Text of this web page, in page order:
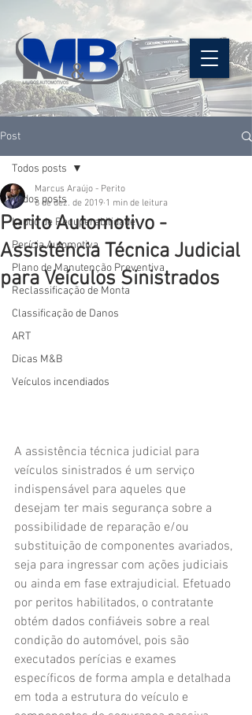
Post
Todos posts
Laudo de Recuperabilidade
Perícia Automotiva
Plano de Manutenção Preventiva
Reclassificação de Monta
Classificação de Danos
ART
Dicas M&B
Veículos incendiados
Todos posts
Perito Automotivo -
Assistência Técnica Judicial
para Veículos Sinistrados
Marcus Araújo - Perito
6 de dez. de 2019 1 min de leitura
A assistência técnica judicial para
veículos sinistrados é um serviço
indispensável para aqueles que
desejam ter mais segurança sobre a
possibilidade de reparação e/ou
substituição de componentes avariados,
seja para ingressar com ações judiciais
ou ainda em fase extrajudicial. Efetuado
por peritos habilitados, o contratante
obtém dados confiáveis sobre a real
condição do automóvel, pois são
executados perícias e exames
específicos de forma ampla e detalhada
em toda a estrutura do veículo e